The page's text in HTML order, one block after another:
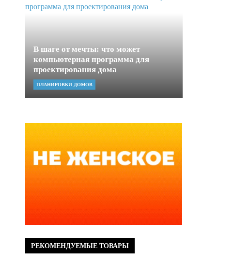
В шаге от мечты: что может
компьютерная программа для
проектирования дома
ПЛАНИРОВКИ ДОМОВ
РЕКОМЕНДУЕМЫЕ ТОВАРЫ